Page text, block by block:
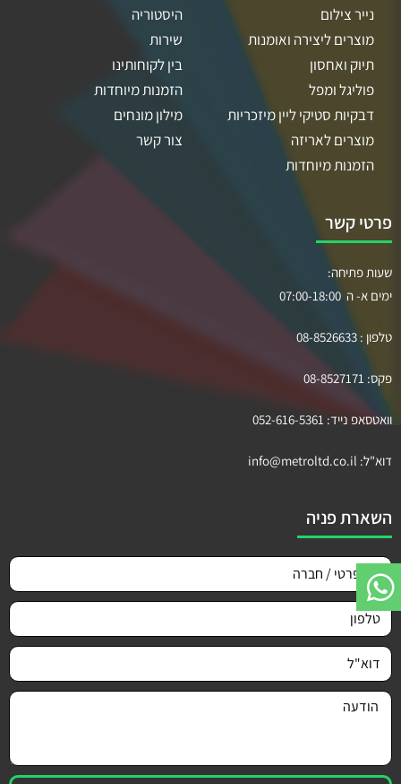
נייר צילום
מוצרים ליצירה ואומנות
תיוק ואחסון
פוליגל ומפל
דבקיות סטיקי ליין מיזכריות
מוצרים לאריזה
הזמנות מיוחדות
היסטוריה
שירות
בין לקוחותינו
הזמנות מיוחדות
מילון מונחים
צור קשר
פרטי קשר
שעות פתיחה:
ימים א- ה 07:00-18:00
טלפון : 08-8526633
פקס: 08-8527171
וואטסאפ נייד: 052-616-5361
דוא"ל: info@metroltd.co.il
השארת פניה